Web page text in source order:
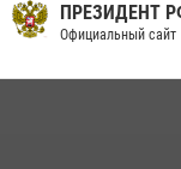
В Орле росгвардейцы
ПРЕЗИДЕНТ
Официальный сайт